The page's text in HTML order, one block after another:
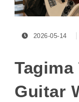
2026-05-14
Tagima
Guitar